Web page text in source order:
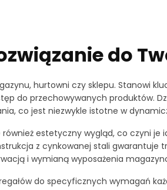
do
hurtowni czy sklepu. Stanowi
do przechowywanych produktów.
co jest niezwykle istotne w
estetyczny wygląd, co czyni
z cynkowanej stali gwarantuje
i wymianą wyposażenia
do specyficznych wymagań